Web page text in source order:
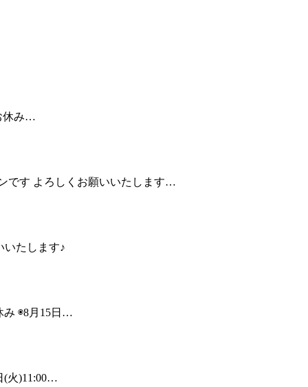
休み…
です よろしくお願いいたします…
いたします♪
み ◉8月15日…
(火)11:00…